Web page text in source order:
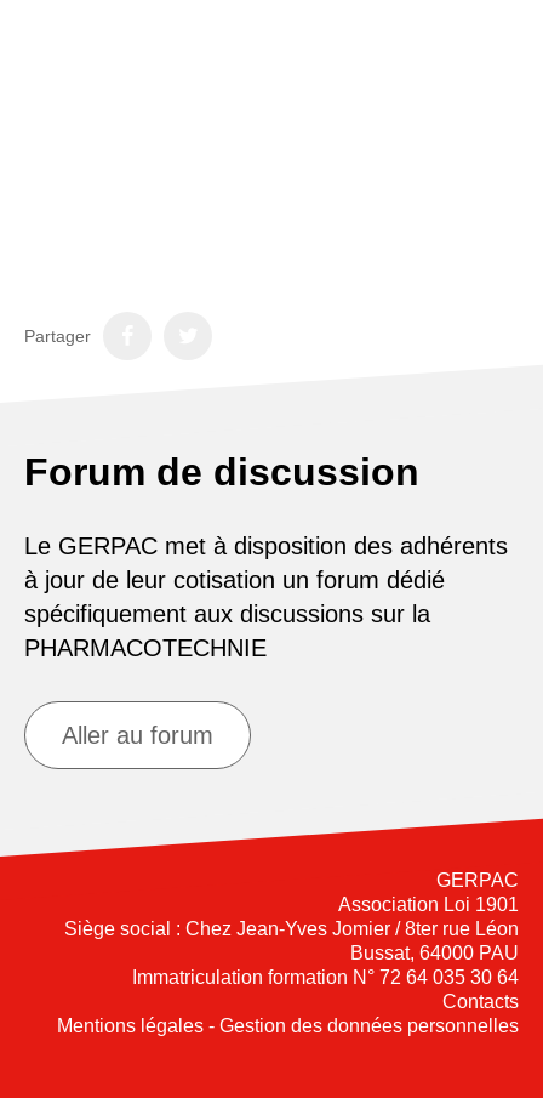
Partager
Forum de discussion
Le GERPAC met à disposition des adhérents
à jour de leur cotisation un forum dédié
spécifiquement aux discussions sur la
PHARMACOTECHNIE
Aller au forum
GERPAC
Association Loi 1901
Siège social : Chez Jean-Yves Jomier / 8ter rue Léon
Bussat, 64000 PAU
Immatriculation formation N° 72 64 035 30 64
Contacts
Mentions légales - Gestion des données personnelles